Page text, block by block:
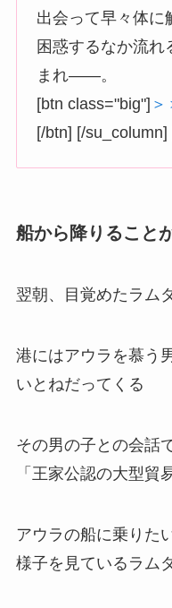
出会って早々体に
困惑するなか流れ
まれ――。
[btn class="big"]
[/btn] [/su_column]
船から降りること
翌朝、目覚めたラム
港にはアウラを慕う
いとねだってくる
その男の子との会話
「王家公認の大型貿
アウラの船に乗りた
様子を見ているラム